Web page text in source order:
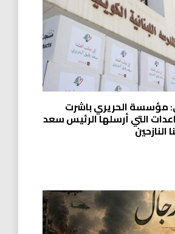
مؤسسة الحريري باشرت
التي أرسلها الرئيس سعد
النازحين